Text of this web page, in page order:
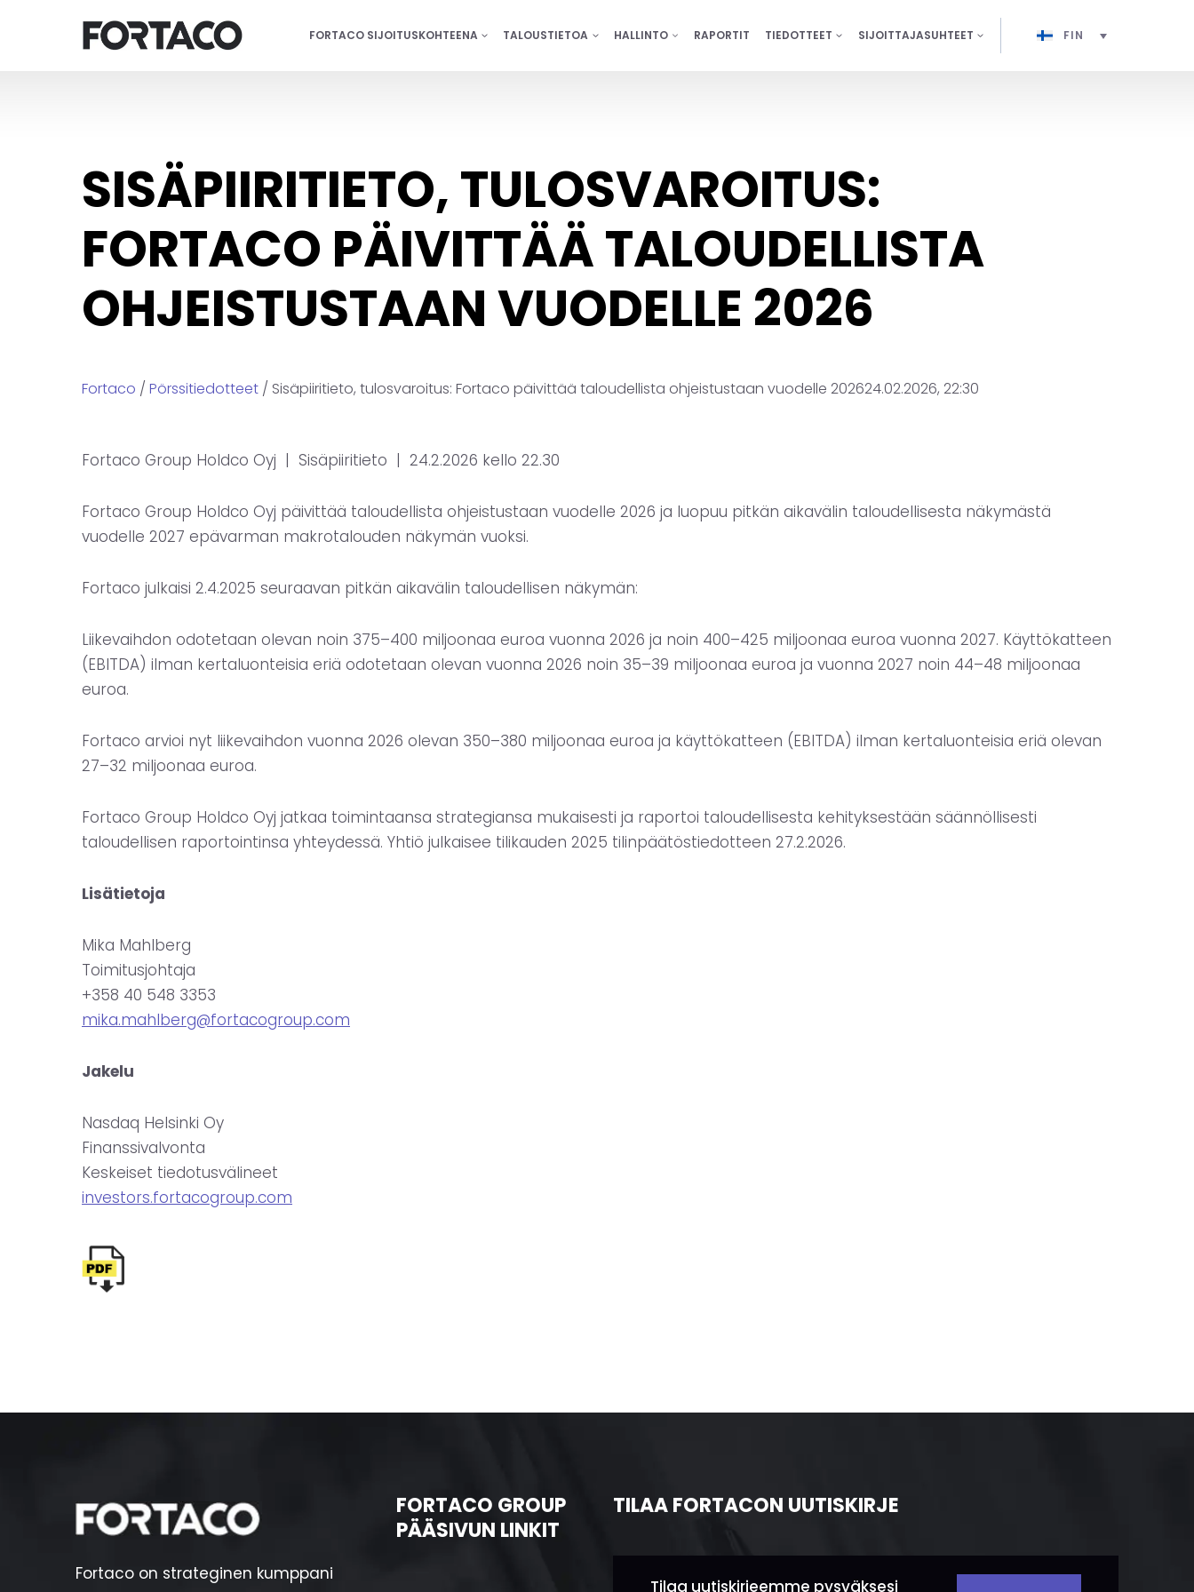
FORTACO SIJOITUSKOHTEENA TALOUSTIETOA HALLINTO RAPORTIT TIEDOTTEET SIJOITTAJASUHTEET FIN
SISÄPIIRITIETO, TULOSVAROITUS:
FORTACO PÄIVITTÄÄ TALOUDELLISTA
OHJEISTUSTAAN VUODELLE 2026
Fortaco / Pörssitiedotteet / Sisäpiiritieto, tulosvaroitus: Fortaco päivittää taloudellista ohjeistustaan vuodelle 202624.02.2026, 22:30
Fortaco Group Holdco Oyj | Sisäpiiritieto | 24.2.2026 kello 22.30
Fortaco Group Holdco Oyj päivittää taloudellista ohjeistustaan vuodelle 2026 ja luopuu pitkän aikavälin taloudellisesta näkymästä
vuodelle 2027 epävarman makrotalouden näkymän vuoksi.
Fortaco julkaisi 2.4.2025 seuraavan pitkän aikavälin taloudellisen näkymän:
Liikevaihdon odotetaan olevan noin 375–400 miljoonaa euroa vuonna 2026 ja noin 400–425 miljoonaa euroa vuonna 2027. Käyttökatteen
(EBITDA) ilman kertaluonteisia eriä odotetaan olevan vuonna 2026 noin 35–39 miljoonaa euroa ja vuonna 2027 noin 44–48 miljoonaa
euroa.
Fortaco arvioi nyt liikevaihdon vuonna 2026 olevan 350–380 miljoonaa euroa ja käyttökatteen (EBITDA) ilman kertaluonteisia eriä olevan
27–32 miljoonaa euroa.
Fortaco Group Holdco Oyj jatkaa toimintaansa strategiansa mukaisesti ja raportoi taloudellisesta kehityksestään säännöllisesti
taloudellisen raportointinsa yhteydessä. Yhtiö julkaisee tilikauden 2025 tilinpäätöstiedotteen 27.2.2026.
Lisätietoja
Mika Mahlberg
Toimitusjohtaja
+358 40 548 3353
mika.mahlberg@fortacogroup.com
Jakelu
Nasdaq Helsinki Oy
Finanssivalvonta
Keskeiset tiedotusvälineet
investors.fortacogroup.com
Fortaco on strateginen kumppani
FORTACO GROUP
PÄÄSIVUN LINKIT
TILAA FORTACON UUTISKIRJE
Tilaa uutiskirjeemme pysyäksesi